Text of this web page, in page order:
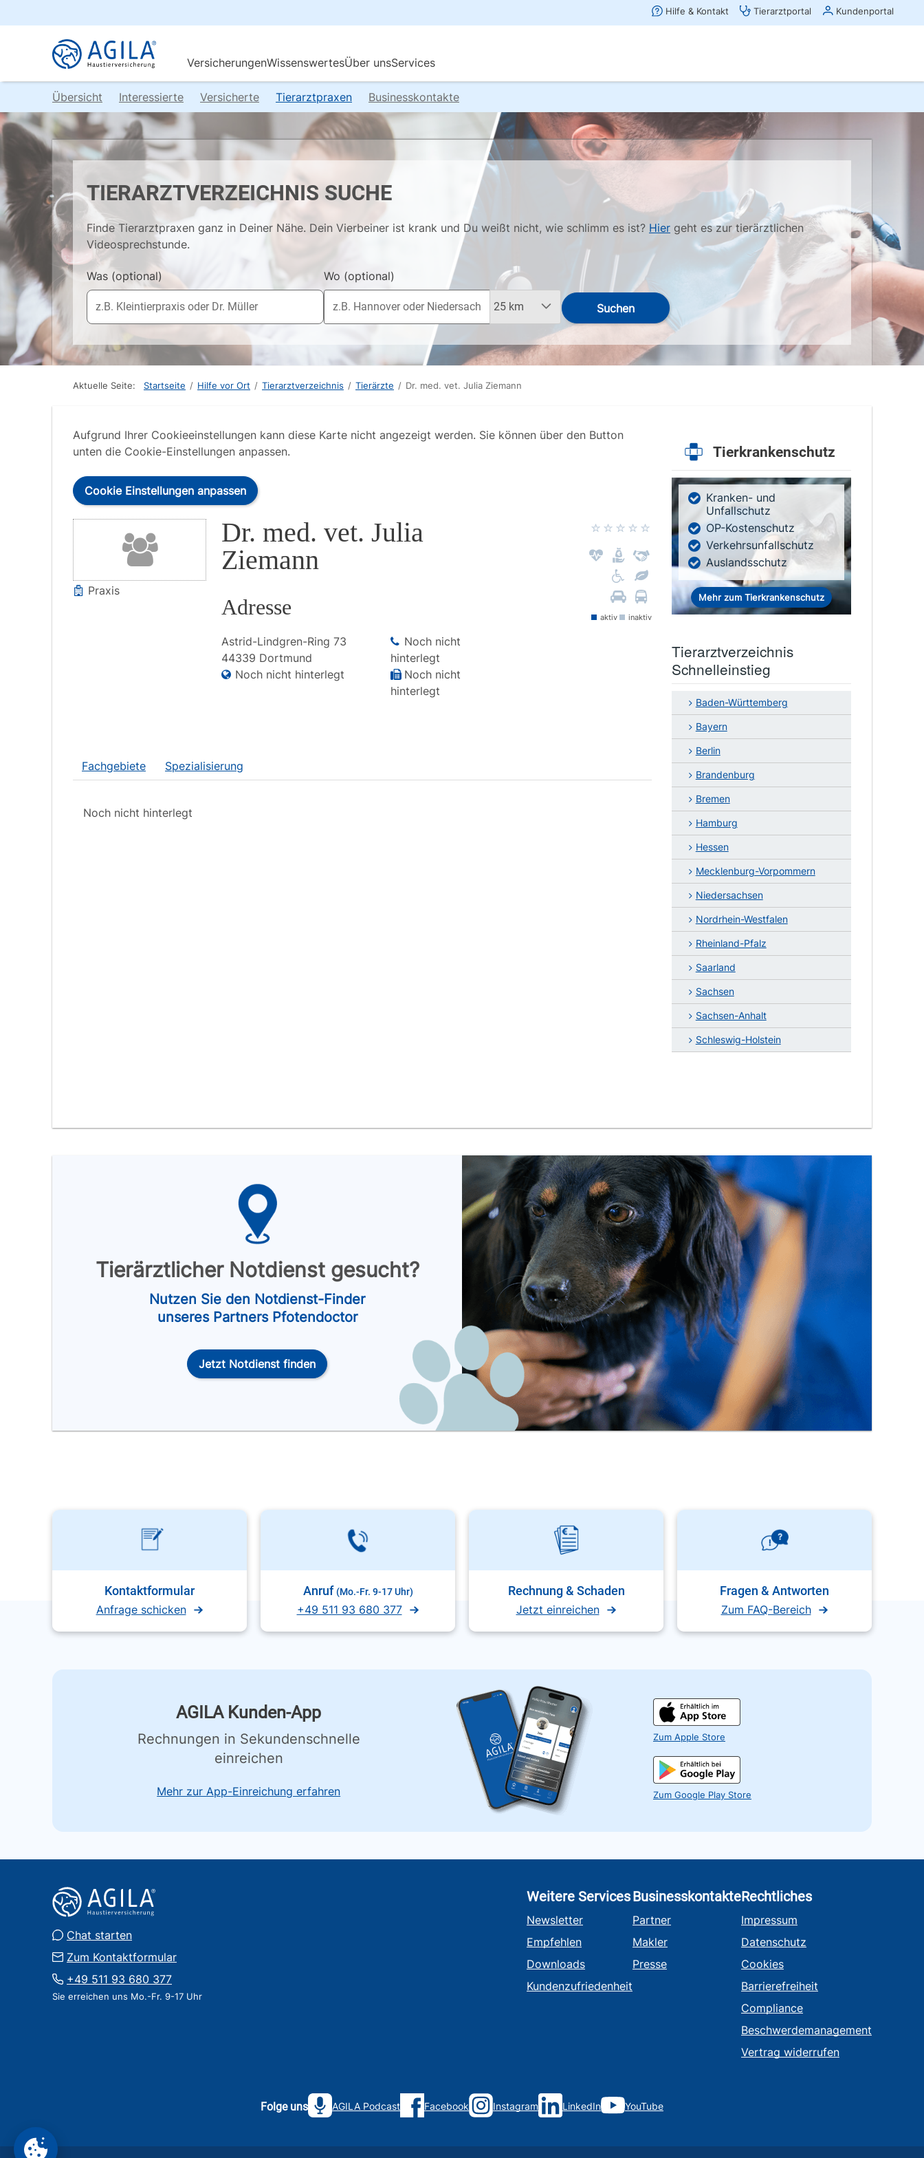
Übersicht Interessierte Versicherte Tierarztpraxen Businesskontakte
TIERARZTVERZEICHNIS SUCHE
Finde Tierarztpraxen ganz in Deiner Nähe. Dein Vierbeiner ist krank und Du weißt nicht, wie schlimm es ist? Hier geht es zur tierärztlichen
Videosprechstunde.
Was (optional) Wo (optional)
Suchen
Aktuelle Seite: Startseite / Hilfe vor Ort / Tierarztverzeichnis / Tierärzte / Dr. med. vet. Julia Ziemann
Aufgrund Ihrer Cookieeinstellungen kann diese Karte nicht angezeigt werden. Sie können über den Button
unten die Cookie-Einstellungen anpassen.
Cookie Einstellungen anpassen
Praxis
Dr. med. vet. Julia
Ziemann
Adresse
Astrid-Lindgren-Ring 73
44339 Dortmund
Noch nicht hinterlegt
Noch nicht
hinterlegt
Noch nicht
hinterlegt
aktiv inaktiv
Fachgebiete Spezialisierung
Noch nicht hinterlegt
Tierkrankenschutz
Kranken- und
Unfallschutz
OP-Kostenschutz
Verkehrsunfallschutz
Auslandsschutz
Mehr zum Tierkrankenschutz
Tierarztverzeichnis
Schnelleinstieg
Baden-Württemberg
Bayern
Berlin
Brandenburg
Bremen
Hamburg
Hessen
Mecklenburg-Vorpommern
Niedersachsen
Nordrhein-Westfalen
Rheinland-Pfalz
Saarland
Sachsen
Sachsen-Anhalt
Schleswig-Holstein
Tierärztlicher Notdienst gesucht?
Nutzen Sie den Notdienst-Finder
unseres Partners Pfotendoctor
Jetzt Notdienst finden
Kontaktformular
Anfrage schicken
Anruf (Mo.-Fr. 9-17 Uhr)
+49 511 93 680 377
Rechnung & Schaden
Jetzt einreichen
Fragen & Antworten
Zum FAQ-Bereich
AGILA Kunden-App
Rechnungen in Sekundenschnelle
einreichen
Mehr zur App-Einreichung erfahren
Zum Apple Store
Zum Google Play Store